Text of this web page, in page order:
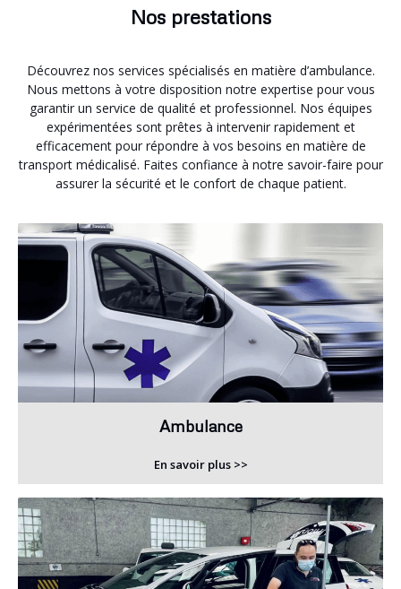
Nos prestations
Découvrez nos services spécialisés en matière d’ambulance.
Nous mettons à votre disposition notre expertise pour vous
garantir un service de qualité et professionnel. Nos équipes
expérimentées sont prêtes à intervenir rapidement et
efficacement pour répondre à vos besoins en matière de
transport médicalisé. Faites confiance à notre savoir-faire pour
assurer la sécurité et le confort de chaque patient.
Ambulance
En savoir plus >>